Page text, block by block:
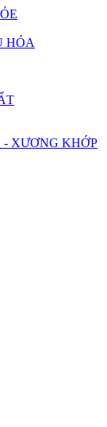
HÓA
XƯƠNG KHỚP